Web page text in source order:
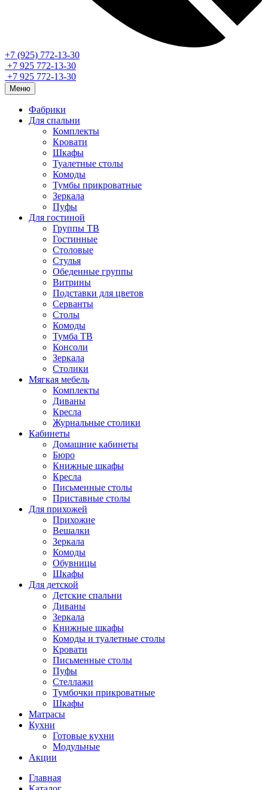
+7 (925) 772-13-30
+7 925 772-13-30
+7 925 772-13-30
Меню
Фабрики
Для спальни
Комплекты
Кровати
Шкафы
Туалетные столы
Комоды
Тумбы прикроватные
Зеркала
Пуфы
Для гостиной
Группы ТВ
Гостинные
Столовые
Стулья
Обеденные группы
Витрины
Подставки для цветов
Серванты
Столы
Комоды
Тумба ТВ
Консоли
Зеркала
Столики
Мягкая мебель
Комплекты
Диваны
Кресла
Журнальные столики
Кабинеты
Домашние кабинеты
Бюро
Книжные шкафы
Кресла
Письменные столы
Приставные столы
Для прихожей
Прихожие
Вешалки
Зеркала
Комоды
Обувницы
Шкафы
Для детской
Детские спальни
Диваны
Зеркала
Книжные шкафы
Комоды и туалетные столы
Кровати
Письменные столы
Пуфы
Стеллажи
Тумбочки прикроватные
Шкафы
Матрасы
Кухни
Готовые кухни
Модульные
Акции
Главная